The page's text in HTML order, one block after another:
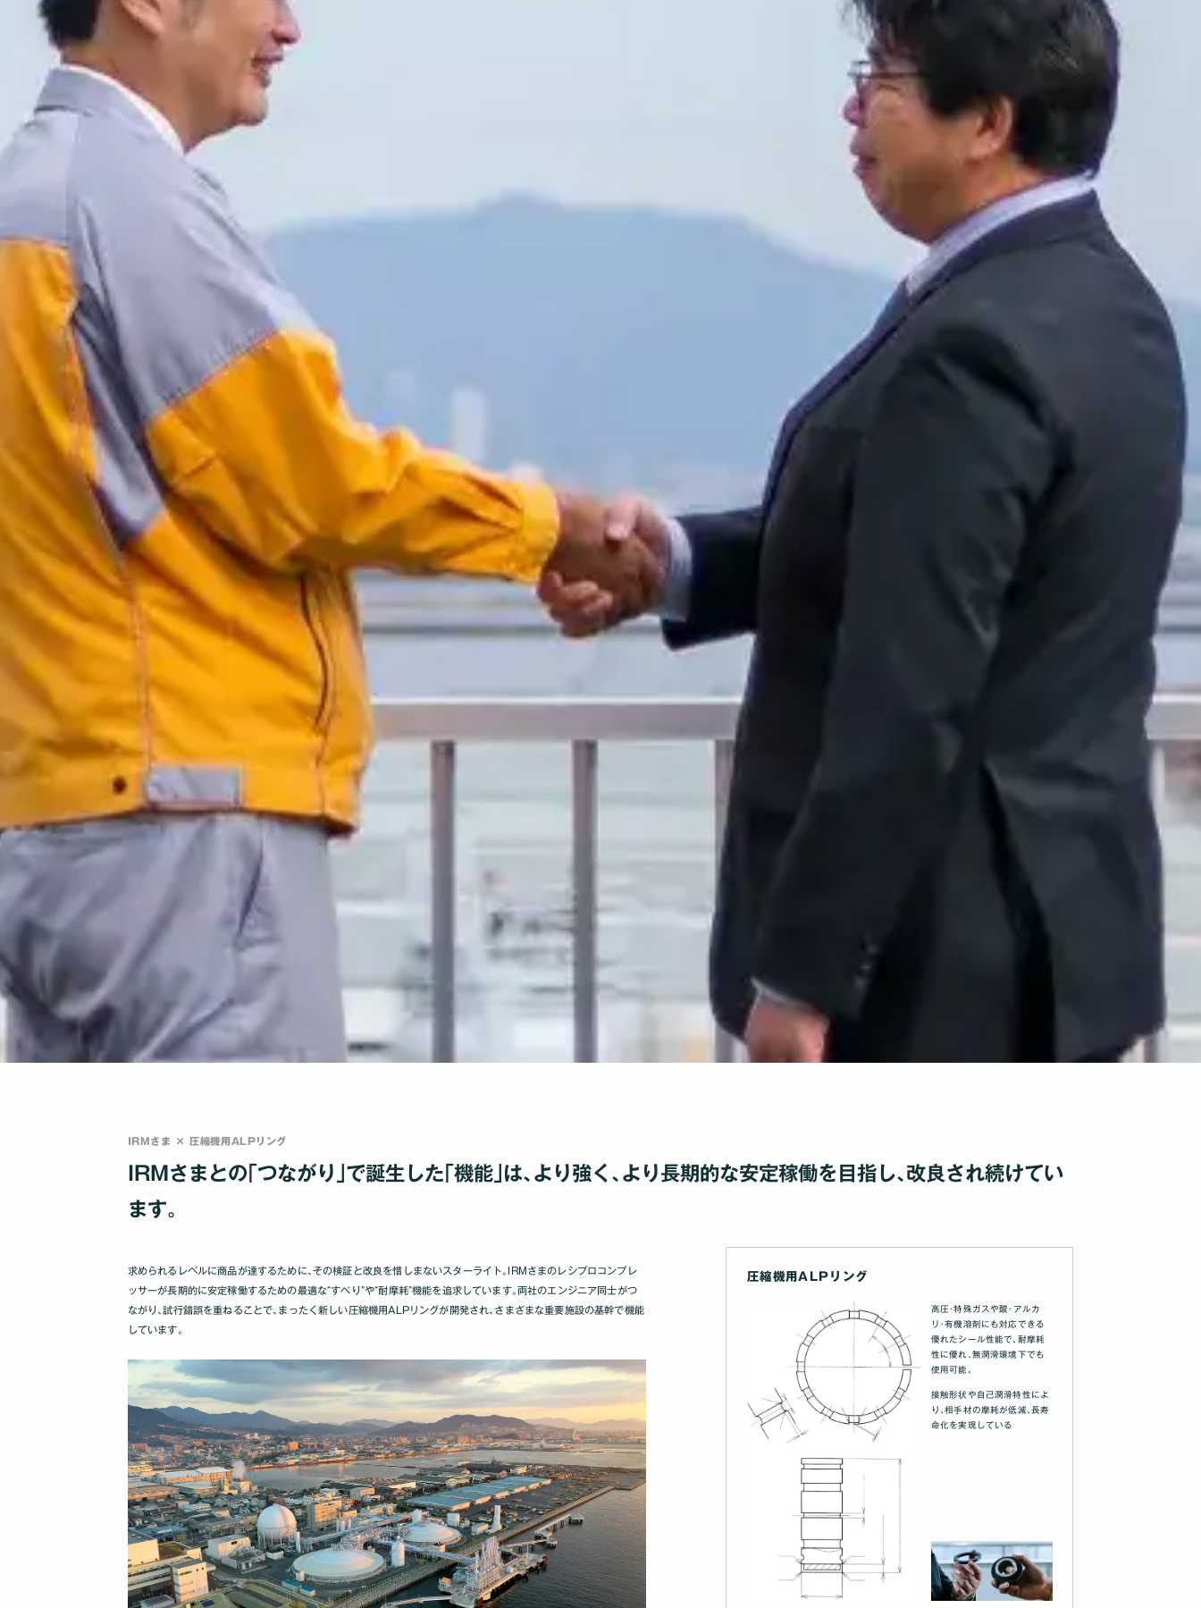
IRMさま × 圧縮機用ALPリング
IRMさまとの｢つながり｣で誕生した｢機能｣は､より強く､より長期的な安定稼働を目指し､改良され続けてい
ます｡
求められるレベルに商品が達するために､その検証と改良を惜しまないスターライト｡IRMさまのレシプロコンプレ
ッサーが長期的に安定稼働するための最適な“すべり”や“耐摩耗”機能を追求しています｡両社のエンジニア同士がつ
ながり､試行錯誤を重ねることで､まったく新しい圧縮機用ALPリングが開発され､さまざまな重要施設の基幹で機能
しています｡
圧縮機用ALPリング
高圧･特殊ガスや酸･アルカ
リ･有機溶剤にも対応できる
優れたシール性能で､耐摩耗
性に優れ､無潤滑環境下でも
使用可能｡
接触形状や自己潤滑特性によ
り､相手材の摩耗が低減､長寿
命化を実現している